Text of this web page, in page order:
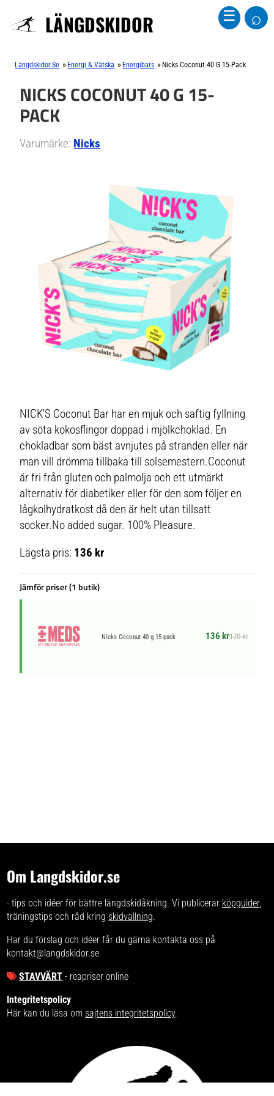
LÄNGDSKIDOR ☰ ⌕
Längdskidor.se » Energi & Vätska » Energibars » Nicks Coconut 40 G 15-Pack
NICKS COCONUT 40 G 15-
PACK
Varumärke: Nicks
NICK'S Coconut Bar har en mjuk och saftig fyllning
av söta kokosflingor doppad i mjölkchoklad. En
chokladbar som bäst avnjutes på stranden eller när
man vill drömma tillbaka till solsemestern.Coconut
är fri från gluten och palmolja och ett utmärkt
alternativ för diabetiker eller för den som följer en
lågkolhydratkost då den är helt utan tillsatt
socker.No added sugar. 100% Pleasure.
Lägsta pris: 136 kr
Jämför priser (1 butik)
Nicks Coconut 40 g 15-pack 136 kr170 kr
Om Langdskidor.se
- tips och idéer för bättre längdskidåkning. Vi publicerar köpguider,
träningstips och råd kring skidvallning.
Har du förslag och idéer får du gärna kontakta oss på
kontakt@langdskidor.se
STAVVÄRT - reapriser online
Integritetspolicy
Här kan du läsa om sajtens integritetspolicy.